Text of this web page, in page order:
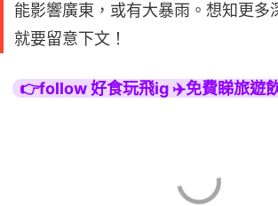
能影響廣東，或有大暴雨。想知更多
就要留意下文！
👉follow 好食玩飛ig ✈️免費睇旅遊